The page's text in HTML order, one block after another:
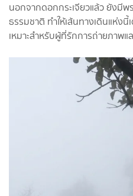
นอกจากดอกกระเจียวแล้ว ยังมี
ธรรมชาติ ทำให้เส้นทางเดินแห่
เหมาะสำหรับผู้ที่รักการถ่ายภาพ